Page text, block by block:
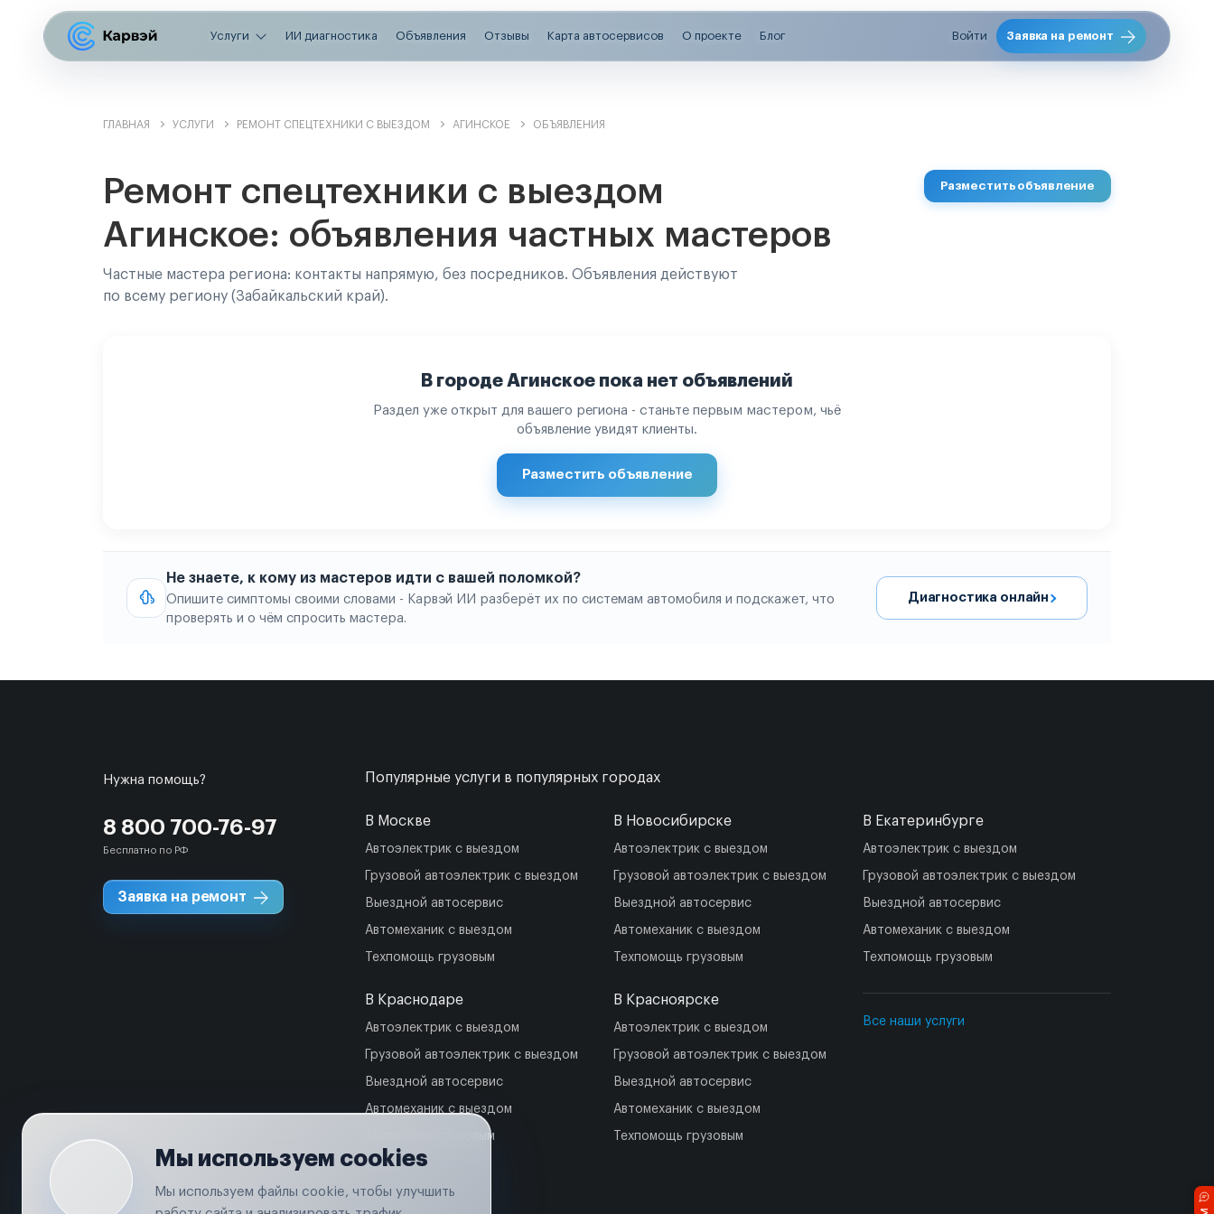
Услуги ИИ диагностика Объявления Отзывы Карта автосервисов О проекте Блог Войти Заявка на ремонт
ГЛАВНАЯ УСЛУГИ РЕМОНТ СПЕЦТЕХНИКИ С ВЫЕЗДОМ АГИНСКОЕ ОБЪЯВЛЕНИЯ
Ремонт спецтехники с выездом
Агинское: объявления частных мастеров
Частные мастера региона: контакты напрямую, без посредников. Объявления действуют
по всему региону (Забайкальский край).
Разместить объявление
В городе Агинское пока нет объявлений
Раздел уже открыт для вашего региона - станьте первым мастером, чьё
объявление увидят клиенты.
Разместить объявление
Не знаете, к кому из мастеров идти с вашей поломкой?
Опишите симптомы своими словами - Карвэй ИИ разберёт их по системам автомобиля и подскажет, что
проверять и о чём спросить мастера.
Диагностика онлайн
Нужна помощь?
8 800 700-76-97
Бесплатно по РФ
Заявка на ремонт
Популярные услуги в популярных городах
В Москве
Автоэлектрик с выездом
Грузовой автоэлектрик с выездом
Выездной автосервис
Автомеханик с выездом
Техпомощь грузовым
В Краснодаре
Автоэлектрик с выездом
Грузовой автоэлектрик с выездом
Выездной автосервис
Автомеханик с выездом
Техпомощь грузовым
В Новосибирске
Автоэлектрик с выездом
Грузовой автоэлектрик с выездом
Выездной автосервис
Автомеханик с выездом
Техпомощь грузовым
В Красноярске
Автоэлектрик с выездом
Грузовой автоэлектрик с выездом
Выездной автосервис
Автомеханик с выездом
Техпомощь грузовым
В Екатеринбурге
Автоэлектрик с выездом
Грузовой автоэлектрик с выездом
Выездной автосервис
Автомеханик с выездом
Техпомощь грузовым
Все наши услуги
Мы используем cookies
Мы используем файлы cookie, чтобы улучшить